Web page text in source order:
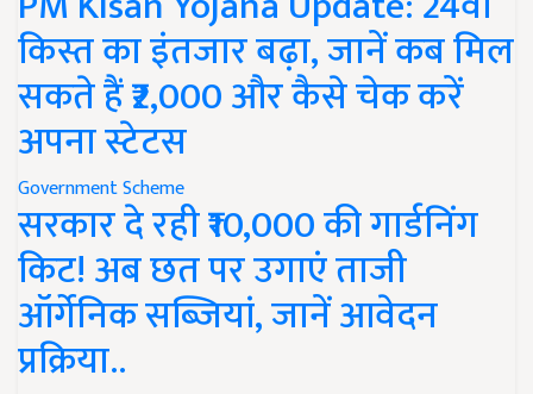
किस्त का इंतजार बढ़ा, जानें कब मिल
सकते हैं ₹2,000 और कैसे चेक करें
अपना स्टेटस
Government Scheme
सरकार दे रही ₹10,000 की गार्डनिंग
किट! अब छत पर उगाएं ताजी
ऑर्गेनिक सब्जियां, जानें आवेदन
प्रक्रिया..